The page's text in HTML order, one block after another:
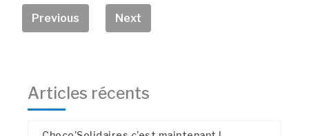
Previous Next
Articles récents